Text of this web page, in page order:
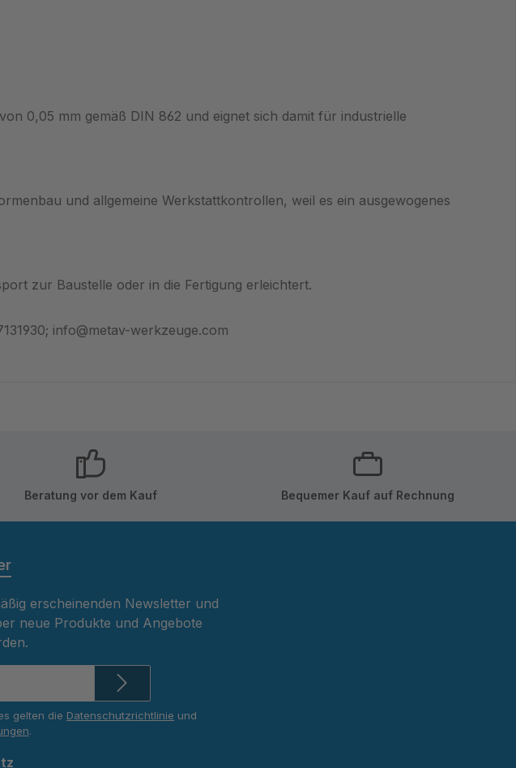
0,05 mm gemäß DIN 862 und eignet sich damit für industrielle
und allgemeine Werkstattkontrollen, weil es ein ausgewogenes
zur Baustelle oder in die Fertigung erleichtert.
info@metav-werkzeuge.com
Beratung vor dem Kauf Bequemer Kauf auf Rechnung
erscheinenden Newsletter und
neue Produkte und Angebote
gelten die Datenschutzrichtlinie und
.